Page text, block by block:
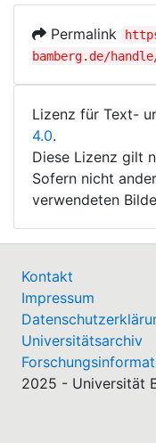
Permalink
bamberg.de/
Lizenz für Text-
4.0.
Diese Lizenz gilt
Sofern nicht
verwendeten
Kontakt
Impressum
Universitätsarchiv
2025 - Universität